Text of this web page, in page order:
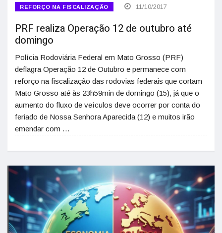
REFORÇO NA FISCALIZAÇÃO 11/10/2017
PRF realiza Operação 12 de outubro até
domingo
Polícia Rodoviária Federal em Mato Grosso (PRF)
deflagra Operação 12 de Outubro e permanece com
reforço na fiscalização das rodovias federais que cortam
Mato Grosso até às 23h59min de domingo (15), já que o
aumento do fluxo de veículos deve ocorrer por conta do
feriado de Nossa Senhora Aparecida (12) e muitos irão
emendar com …